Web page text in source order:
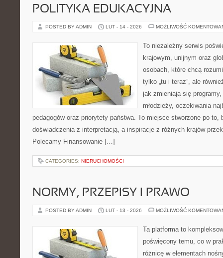
POLITYKA EDUKACYJNA
POSTED BY ADMIN LUT - 14 - 2026 MOŻLIWOŚĆ
To niezależny serwis
krajowym, unijnym oraz
osobach, które chcą
tylko „tu i teraz”, ale
jak zmieniają się
młodzieży, oczekiwania
pedagogów oraz priorytety państwa. To miejsce stworzone po to,
doświadczenia z interpretacją, a inspiracje z różnych krajów
Polecamy Finansowanie […]
CATEGORIES: NIERUCHOMOŚCI
NORMY, PRZEPISY I PRAWO
POSTED BY ADMIN LUT - 13 - 2026 MOŻLIWOŚĆ
Ta platforma to
poświęcony temu, co w
różnicę w elementach